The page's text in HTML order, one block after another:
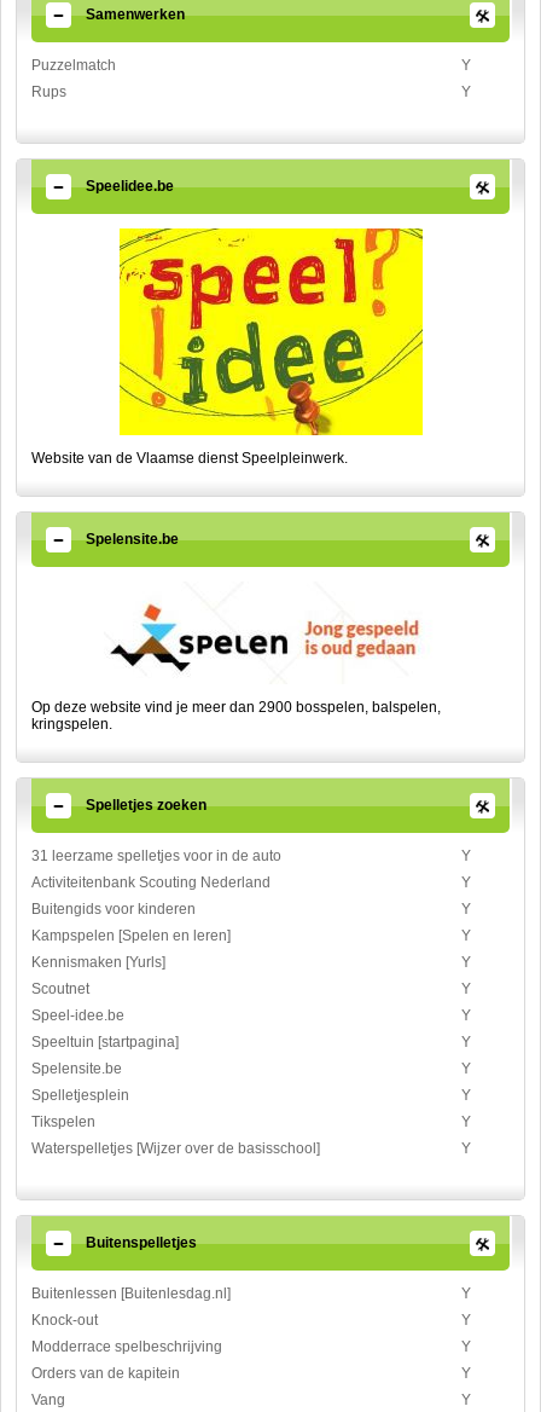
Samenwerken
Puzzelmatch
Y
Rups
Y
Speelidee.be
Website van de Vlaamse dienst Speelpleinwerk.
Spelensite.be
Op deze website vind je meer dan 2900 bosspelen, balspelen,
kringspelen.
Spelletjes zoeken
31 leerzame spelletjes voor in de auto
Y
Activiteitenbank Scouting Nederland
Y
Buitengids voor kinderen
Y
Kampspelen [Spelen en leren]
Y
Kennismaken [Yurls]
Y
Scoutnet
Y
Speel-idee.be
Y
Speeltuin [startpagina]
Y
Spelensite.be
Y
Spelletjesplein
Y
Tikspelen
Y
Waterspelletjes [Wijzer over de basisschool]
Y
Buitenspelletjes
Buitenlessen [Buitenlesdag.nl]
Y
Knock-out
Y
Modderrace spelbeschrijving
Y
Orders van de kapitein
Y
Vang
Y